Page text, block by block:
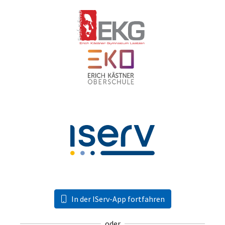
In der IServ-App fortfahren